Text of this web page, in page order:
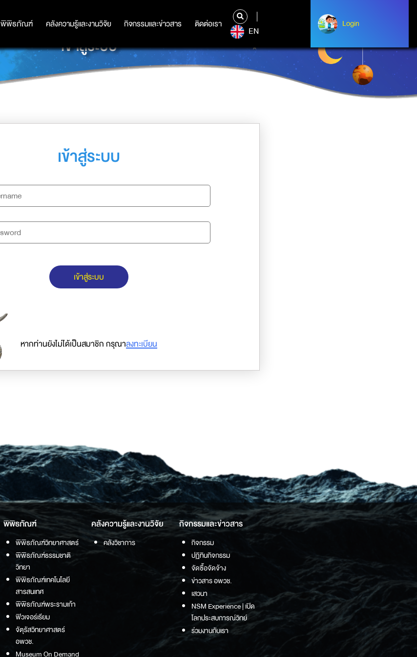
พิพิธภัณฑ์ คลังความรู้และงานวิจัย กิจกรรมและข่าวสาร ติดต่อเรา
พิพิธภัณฑ์ คลังความรู้และงานวิจัย กิจกรรมและข่าวสาร ติดต่อเรา
EN
Login
Albert Einstein
เข้าสู่ระบบ
เข้าสู่ระบบ
เข้าสู่ระบบ
หากท่านยังไม่ได้เป็นสมาชิก กรุณาลงทะเบียน
พิพิธภัณฑ์
พิพิธภัณฑ์วิทยาศาสตร์
พิพิธภัณฑ์ธรรมชาติ
วิทยา
พิพิธภัณฑ์เทคโนโลยี
สารสนเทศ
พิพิธภัณฑ์พระรามเก้า
ฟิวเจอร์เรียม
จัตุรัสวิทยาศาสตร์
อพวช.
Museum On Demand
คลังความรู้และงานวิจัย
คลังวิชาการ
กิจกรรมและข่าวสาร
กิจกรรม
ปฏิทินกิจกรรม
จัดซื้อจัดจ้าง
ข่าวสาร อพวช.
เสวนา
NSM Experience | เปิด
โลกประสบการณ์วิทย์
ร่วมงานกับเรา